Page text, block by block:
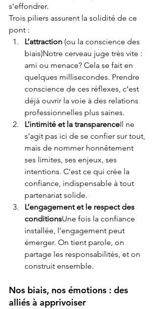
s’effondrer.
Trois piliers assurent la solidité de ce
pont :
L’attraction (ou la conscience des
biais)Notre cerveau juge très vite :
ami ou menace? Cela se fait en
quelques millisecondes. Prendre
conscience de ces réflexes, c’est
déjà ouvrir la voie à des relations
professionnelles plus saines.
L’intimité et la transparenceIl ne
s’agit pas ici de se confier sur tout,
mais de nommer honnêtement
ses limites, ses enjeux, ses
intentions. C’est ce qui crée la
confiance, indispensable à tout
partenariat solide.
L’engagement et le respect des
conditionsUne fois la confiance
installée, l’engagement peut
émerger. On tient parole, on
partage les responsabilités, et on
construit ensemble.
Nos biais, nos émotions : des
alliés à apprivoiser